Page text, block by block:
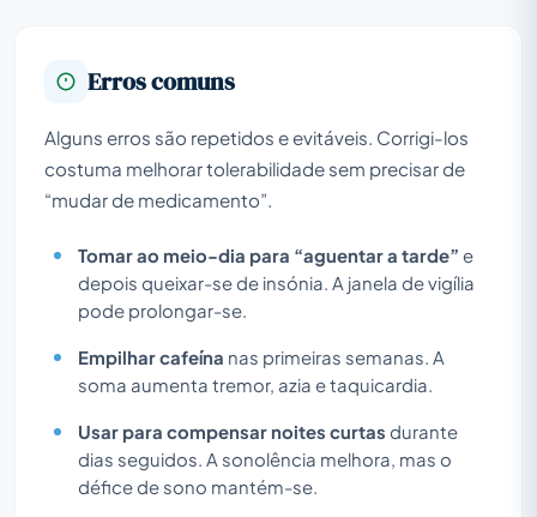
Erros comuns
Alguns erros são repetidos e evitáveis. Corrigi-los
costuma melhorar tolerabilidade sem precisar de
“mudar de medicamento”.
Tomar ao meio-dia para “aguentar a tarde” e
depois queixar-se de insónia. A janela de vigília
pode prolongar-se.
Empilhar cafeína nas primeiras semanas. A
soma aumenta tremor, azia e taquicardia.
Usar para compensar noites curtas durante
dias seguidos. A sonolência melhora, mas o
défice de sono mantém-se.